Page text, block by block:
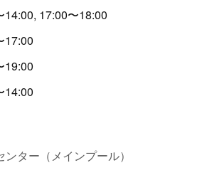
14:00, 17:00〜18:00
17:00
19:00
14:00
ター（メインプール）